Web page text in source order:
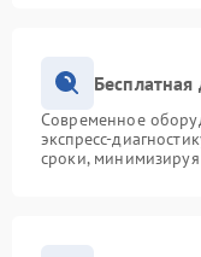
Современное
экспресс-
сроки,